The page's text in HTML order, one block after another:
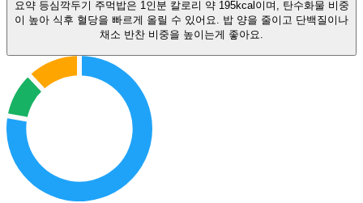
요약 등심깍두기 주먹밥은 1인분 칼로리 약 195kcal이며, 탄수화물 비중
이 높아 식후 혈당을 빠르게 올릴 수 있어요. 밥 양을 줄이고 단백질이나
채소 반찬 비중을 높이는게 좋아요.